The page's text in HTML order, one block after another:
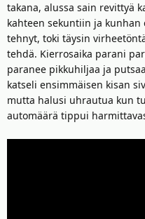
takana, alussa sain revittyä
kahteen sekuntiin ja kunhan
tehnyt, toki täysin
tehdä. Kierrosaika parani
paranee pikkuhiljaa ja
katseli ensimmäisen kisan
mutta halusi uhrautua kun
automäärä tippui